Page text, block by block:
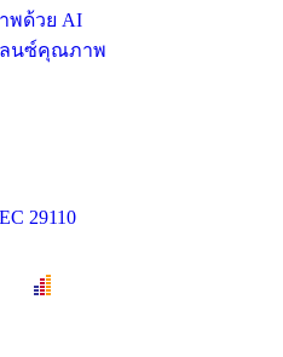
พด้วย AI